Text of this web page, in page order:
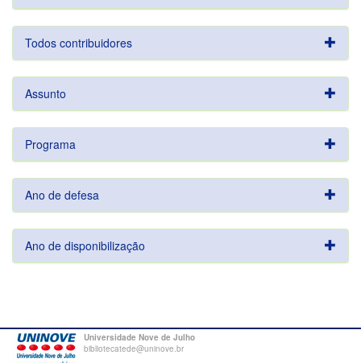
Todos contribuidores
Assunto
Programa
Ano de defesa
Ano de disponibilização
Universidade Nove de Julho
bibliotecatede@uninove.br